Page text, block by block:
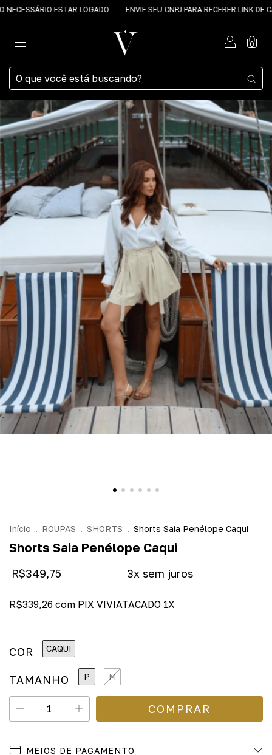
ESTAR LOGADO ENVIE SEU CNPJ PARA RECEBER LINK DE
0
Início . ROUPAS . SHORTS . Shorts Saia Penélope Caqui
Shorts Saia Penélope Caqui
R$349,75
R$339,26 com PIX VIVIATACADO 1X
COR CAQUI
TAMANHO P M
MEIOS DE PAGAMENTO